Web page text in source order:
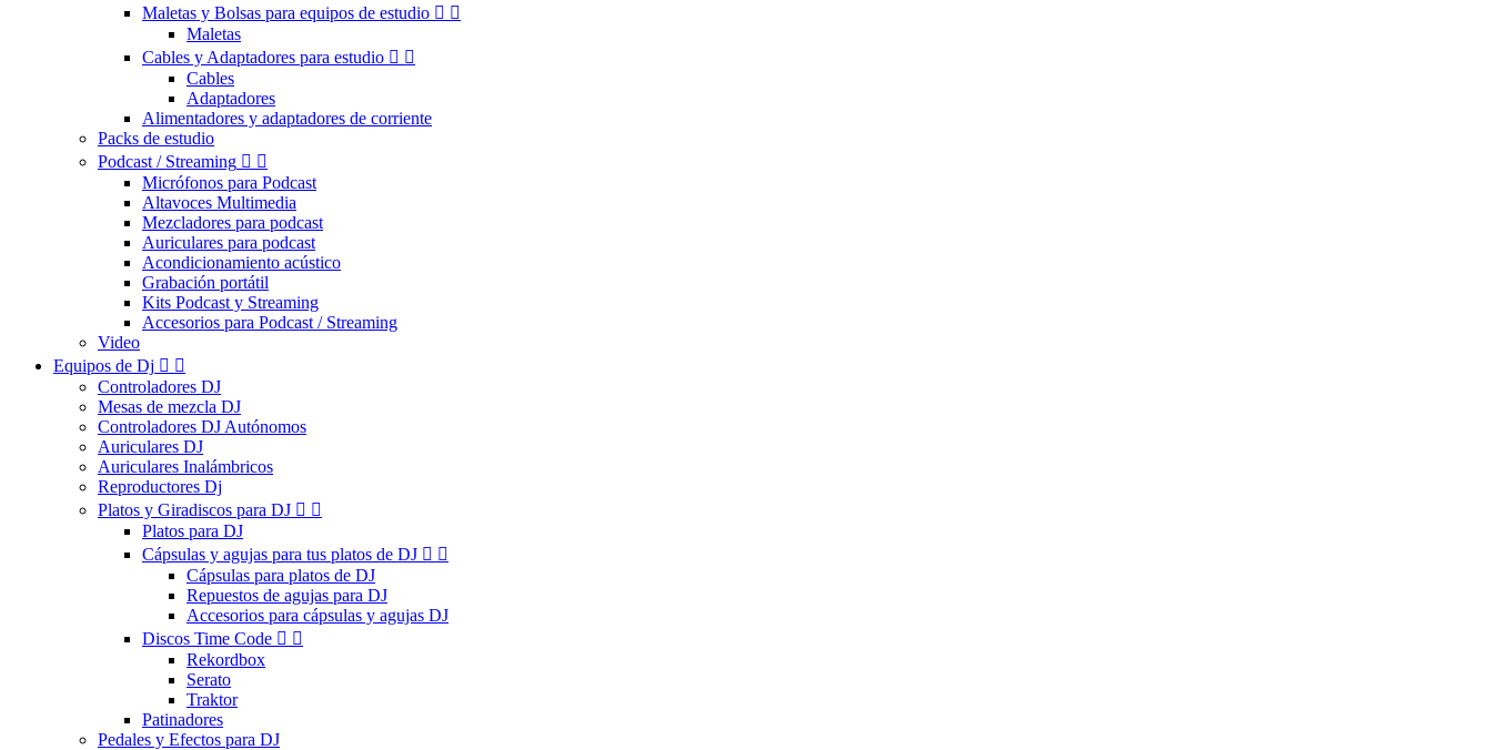
Maletas y Bolsas para equipos de estudio  
Maletas
Cables y Adaptadores para estudio  
Cables
Adaptadores
Alimentadores y adaptadores de corriente
Packs de estudio
Podcast / Streaming  
Micrófonos para Podcast
Altavoces Multimedia
Mezcladores para podcast
Auriculares para podcast
Acondicionamiento acústico
Grabación portátil
Kits Podcast y Streaming
Accesorios para Podcast / Streaming
Video
Equipos de Dj  
Controladores DJ
Mesas de mezcla DJ
Controladores DJ Autónomos
Auriculares DJ
Auriculares Inalámbricos
Reproductores Dj
Platos y Giradiscos para DJ  
Platos para DJ
Cápsulas y agujas para tus platos de DJ  
Cápsulas para platos de DJ
Repuestos de agujas para DJ
Accesorios para cápsulas y agujas DJ
Discos Time Code  
Rekordbox
Serato
Traktor
Patinadores
Pedales y Efectos para DJ